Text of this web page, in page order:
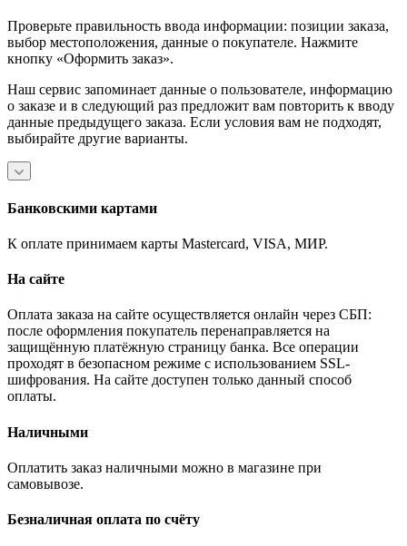
Проверьте правильность ввода информации: позиции заказа,
выбор местоположения, данные о покупателе. Нажмите
кнопку «Оформить заказ».
Наш сервис запоминает данные о пользователе, информацию
о заказе и в следующий раз предложит вам повторить к вводу
данные предыдущего заказа. Если условия вам не подходят,
выбирайте другие варианты.
Банковскими картами
К оплате принимаем карты Mastercard, VISA, МИР.
На сайте
Оплата заказа на сайте осуществляется онлайн через СБП:
после оформления покупатель перенаправляется на
защищённую платёжную страницу банка. Все операции
проходят в безопасном режиме с использованием SSL-
шифрования. На сайте доступен только данный способ
оплаты.
Наличными
Оплатить заказ наличными можно в магазине при
самовывозе.
Безналичная оплата по счёту